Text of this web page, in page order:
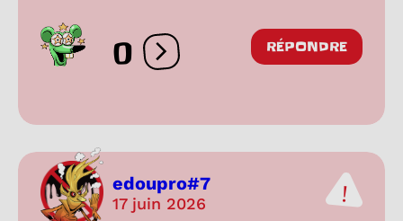
0 Ouvrir les réactions
RÉPONDRE
edoupro#7
17 juin 2026